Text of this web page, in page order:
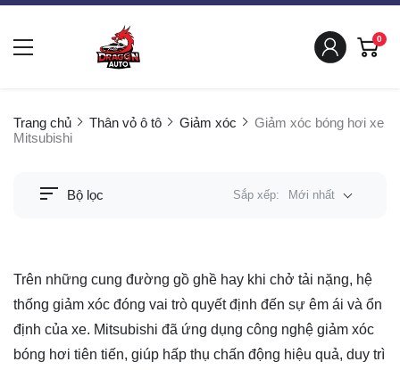
0
Trang chủ Thân vỏ ô tô Giảm xóc
Giảm xóc bóng hơi xe
Mitsubishi
Bộ lọc Sắp xếp: Mới nhất
Trên những cung đường gồ ghề hay khi chở tải nặng, hệ
thống giảm xóc đóng vai trò quyết định đến sự êm ái và ổn
định của xe. Mitsubishi đã ứng dụng công nghệ giảm xóc
bóng hơi tiên tiến, giúp hấp thụ chấn động hiệu quả, duy trì